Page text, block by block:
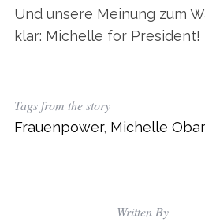
Und unsere Meinung zum
klar: Michelle for President!
Tags from the story
Frauenpower, Michelle
Written By
h
f